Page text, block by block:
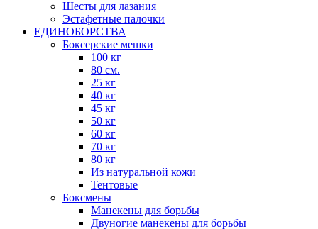
Шесты для лазания
Эстафетные палочки
ЕДИНОБОРСТВА
Боксерские мешки
100 кг
80 см.
25 кг
40 кг
45 кг
50 кг
60 кг
70 кг
80 кг
Из натуральной кожи
Тентовые
Боксмены
Манекены для борьбы
Двуногие манекены для борьбы